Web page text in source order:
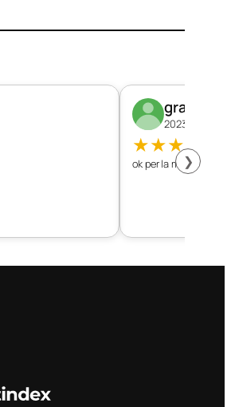
graziano
2023.08.26
★★★★
ok per la mia vettura
❯